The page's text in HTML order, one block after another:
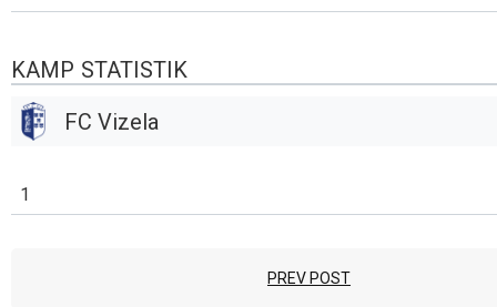
KAMP STATISTIK
FC Vizela
1
PREV POST